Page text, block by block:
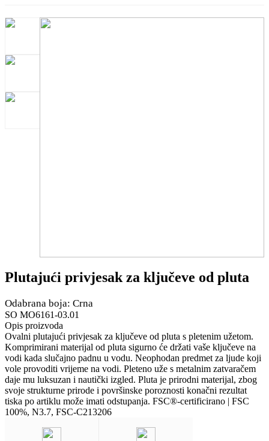
Plutajući privjesak za ključeve od pluta
Odabrana boja: Crna
SO MO6161-03.01
Opis proizvoda
Ovalni plutajući privjesak za ključeve od pluta s pletenim užetom.
Komprimirani materijal od pluta sigurno će držati vaše ključeve na
vodi kada slučajno padnu u vodu. Neophodan predmet za ljude koji
vole provoditi vrijeme na vodi. Pleteno uže s metalnim zatvaračem
daje mu luksuzan i nautički izgled. Pluta je prirodni materijal, zbog
svoje strukturne prirode i površinske poroznosti konačni rezultat
tiska po artiklu može imati odstupanja. FSC®-certificirano | FSC
100%, N3.7, FSC-C213206